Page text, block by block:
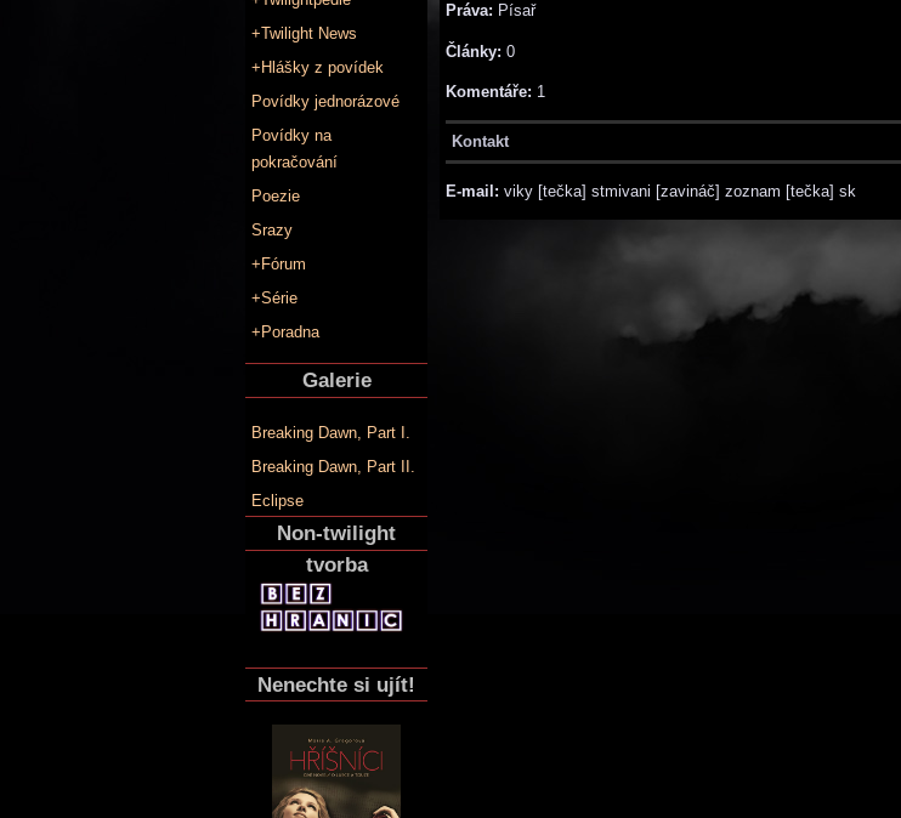
+Twilight News
+Hlášky z povídek
Povídky jednorázové
Povídky na
pokračování
Poezie
Srazy
+Fórum
+Série
+Poradna
Galerie
Breaking Dawn, Part I.
Breaking Dawn, Part II.
Eclipse
Non-twilight
tvorba
Nenechte si ujít!
Práva: Písař
Články: 0
Komentáře: 1
Kontakt
E-mail: viky [tečka] stmivani [zavináč] zoznam [tečka] sk